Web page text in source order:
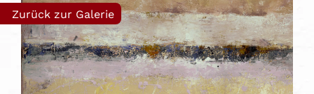
Zurück zur Galerie